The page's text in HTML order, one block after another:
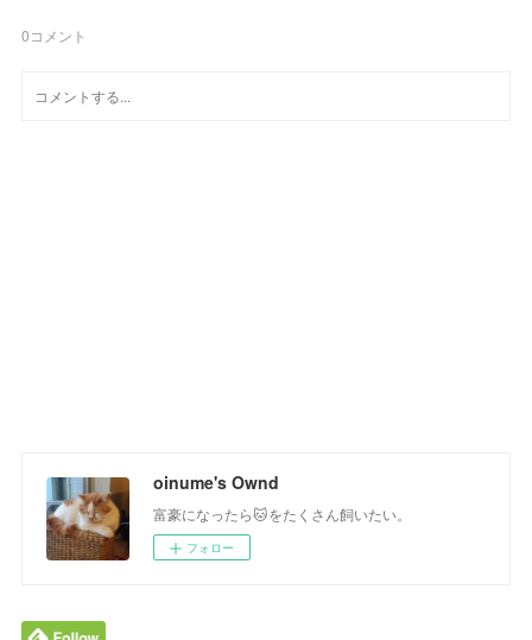
0コメント
oinume's Ownd
富豪になったら🐱をたくさん飼いたい。
フォロー